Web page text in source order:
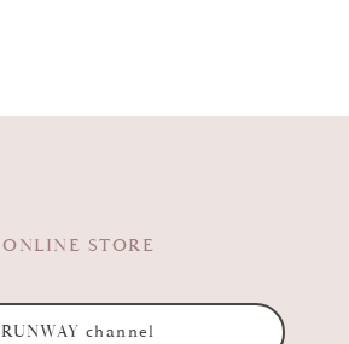
ONLINE STORE
RUNWAY channel